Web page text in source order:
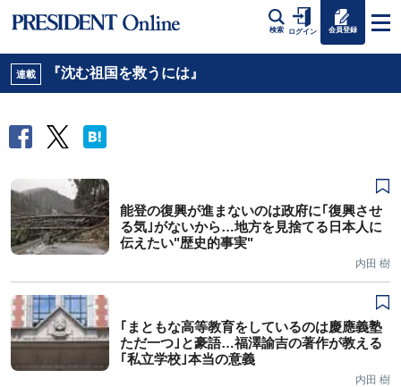
検索 ログイン 会員登録
連載 『沈む祖国を救うには』
能登の復興が進まないのは政府に｢復興させ
る気｣がないから…地方を見捨てる日本人に
伝えたい"歴史的事実"
内田 樹
｢まともな高等教育をしているのは慶應義塾
ただ一つ｣と豪語…福澤諭吉の著作が教える
｢私立学校｣本当の意義
内田 樹